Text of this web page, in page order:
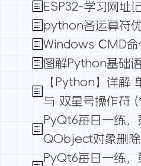
ESP32-学习网址
python各运算符
Windows CMD命
图解Python基础
【Python】详解
与 双星号操作符
PyQt6每日一练，
QObject对象删除
PyQt6每日一练，